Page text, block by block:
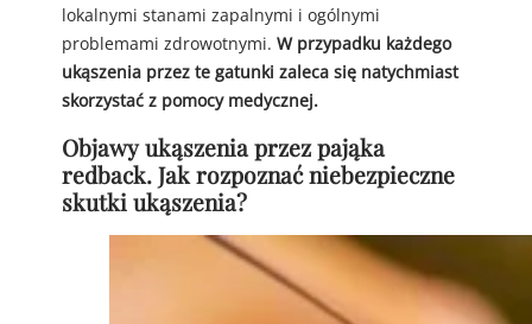
lokalnymi stanami zapalnymi i ogólnymi
problemami zdrowotnymi. W przypadku każdego
ukąszenia przez te gatunki zaleca się natychmiast
skorzystać z pomocy medycznej.
Objawy ukąszenia przez pająka
redback. Jak rozpoznać niebezpieczne
skutki ukąszenia?